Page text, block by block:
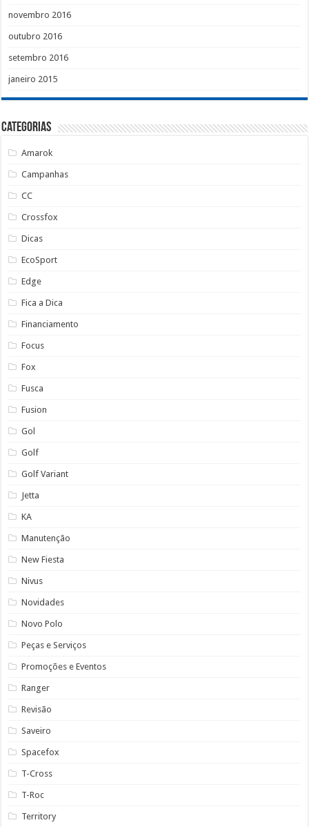
novembro 2016
outubro 2016
setembro 2016
janeiro 2015
Categorias
Amarok
Campanhas
CC
Crossfox
Dicas
EcoSport
Edge
Fica a Dica
Financiamento
Focus
Fox
Fusca
Fusion
Gol
Golf
Golf Variant
Jetta
KA
Manutenção
New Fiesta
Nivus
Novidades
Novo Polo
Peças e Serviços
Promoções e Eventos
Ranger
Revisão
Saveiro
Spacefox
T-Cross
T-Roc
Territory